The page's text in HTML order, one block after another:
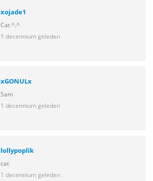
xojade1
Cat ^.^
1 decennium geleden
xGONULx
Sam
1 decennium geleden
lollypoplik
cat
1 decennium geleden